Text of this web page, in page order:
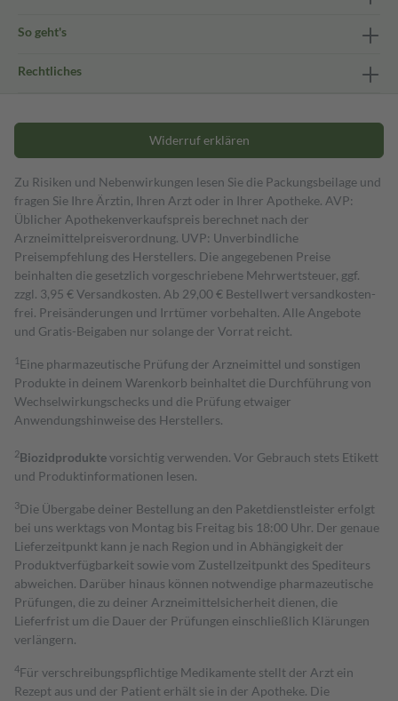
So geht's
Rechtliches
Widerruf erklären
Zu Risiken und Nebenwirkungen lesen Sie die Packungsbeilage und
fragen Sie Ihre Ärztin, Ihren Arzt oder in Ihrer Apotheke. AVP:
Üblicher Apothekenverkaufspreis berechnet nach der
Arzneimittelpreisverordnung. UVP: Unverbindliche
Preisempfehlung des Herstellers. Die angegebenen Preise
beinhalten die gesetzlich vorgeschriebene Mehrwertsteuer, ggf.
zzgl. 3,95 € Versandkosten. Ab 29,00 € Bestell­wert versand­kosten­
frei. Preisänderungen und Irrtümer vorbehalten. Alle Angebote
und Gratis-Beigaben nur solange der Vorrat reicht.
1 Eine pharmazeutische Prüfung der Arzneimittel und sonstigen
Produkte in deinem Warenkorb beinhaltet die Durchführung von
Wechselwirkungschecks und die Prüfung etwaiger
Anwendungshinweise des Herstellers.
2Biozidproduktevorsichtig verwenden. Vor Gebrauch stets Etikett
und Produktinformationen lesen.
3Die Übergabe deiner Bestellung an den Paketdienstleister erfolgt
bei uns werktags von Montag bis Freitag bis 18:00 Uhr. Der genaue
Lieferzeitpunkt kann je nach Region und in Abhängigkeit der
Produktverfügbarkeit sowie vom Zustellzeitpunkt des Spediteurs
abweichen. Darüber hinaus können notwendige pharmazeutische
Prüfungen, die zu deiner Arzneimittelsicherheit dienen, die
Lieferfrist um die Dauer der Prüfungen einschließlich Klärungen
verlängern.
4Für verschreibungspflichtige Medikamente stellt der Arzt ein
Rezept aus und der Patient erhält sie in der Apotheke. Die